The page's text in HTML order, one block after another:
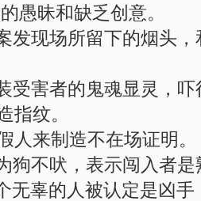
愚昧和缺乏创意。
发现场所留下的烟头
受害者的鬼魂显灵，
指纹。
人来制造不在场证明。
狗不吠，表示闯入者
无辜的人被认定是凶